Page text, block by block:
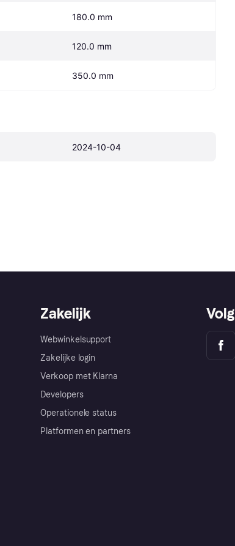
180.0 mm
120.0 mm
350.0 mm
2024-10-04
Zakelijk
Webwinkelsupport
Zakelijke login
Verkoop met Klarna
Developers
Operationele status
Platformen en partners
Volg